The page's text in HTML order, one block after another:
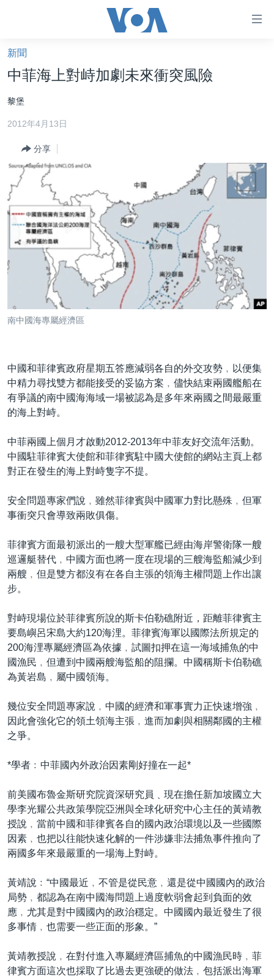
礙
鏈
接
跳
轉
容
轉
到
跳
轉
索
港澳
台灣
美中關係
海外港人
新聞自由
揭謊頻道
美國
經貿
VOA 60秒 (國際)
美國專訊
視頻存檔
YOUTUBE頻道
時事經緯
新聞音頻
海外港人
港人港心
美國透視
廣播節目表
國語
關注我們
其他語言網站
新聞
中菲海上對峙加劇未來衝突風險
黎堡
2012年4月13日
分享
南中國海專屬經濟區
中國和菲律賓政府星期五答應減弱各自的外交攻勢﹐以便集
中精力尋找雙方都能接受的妥協方案﹐儘快結束兩國艦船在
有爭議的南中國海海域一場被認為是多年來兩國之間最嚴重
的海上對峙。
中菲兩國上個月才啟動2012-2013年中菲友好交流年活動。
中國駐菲律賓大使館和菲律賓駐中國大使館的網站主頁上都
對正在發生的海上對峙隻字不提。
安全問題專家們說﹐雖然菲律賓與中國軍力對比懸殊﹐但軍
事衝突只會導致兩敗俱傷。
菲律賓方面最初派出的一艘大型軍艦已經由海岸警衛隊一艘
巡邏艇替代﹐中國方面也將一度在現場的三艘海監船減少到
兩艘﹐但是雙方都沒有在各自主張的領海主權問題上作出讓
步。
對峙現場位於菲律賓所說的斯卡伯勒礁附近，距離菲律賓主
要島嶼呂宋島大約120海浬。菲律賓海軍以國際法所規定的
200海浬專屬經濟區為依據﹐試圖扣押在這一海域捕魚的中
國漁民﹐但遭到中國兩艘海監船的阻攔。中國稱斯卡伯勒礁
為黃岩島﹐屬中國領海。
幾位安全問題專家說﹐中國的經濟和軍事實力正快速增強﹐
因此會強化它的領土領海主張﹐進而加劇與相關鄰國的主權
之爭。
*學者﹕中菲國內外政治因素剛好撞在一起*
前美國布魯金斯研究院資深研究員﹑現在擔任新加坡國立大
學李光耀公共政策學院亞洲與全球化研究中心主任的黃靖教
授說﹐當前中國和菲律賓各自的國內政治環境以及一些國際
因素﹐也把以往能快速化解的一件涉嫌非法捕魚事件推向了
兩國多年來最嚴重的一場海上對峙。
黃靖說﹕“中國最近﹐不管是從民意﹐還是從中國國內的政治
局勢﹐都認為在南中國海問題上過度軟弱會起到負面的效
應﹐尤其是對中國國內的政治穩定。中國國內最近發生了很
多事情﹐也需要一些正面的形象。”
黃靖教授說﹐在對付進入專屬經濟區捕魚的中國漁民時﹐菲
律賓方面這次也採取了比過去更強硬的做法﹐包括派出海軍